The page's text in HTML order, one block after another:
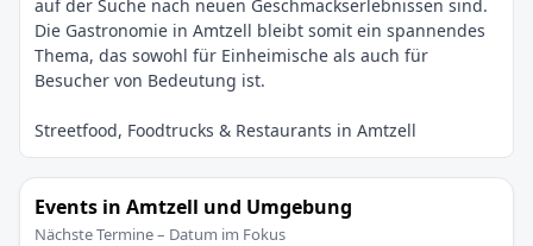
auf der Suche nach neuen Geschmackserlebnissen sind.
Die Gastronomie in Amtzell bleibt somit ein spannendes
Thema, das sowohl für Einheimische als auch für
Events in Amtzell und Umgebung
Nächste Termine – Datum im Fokus